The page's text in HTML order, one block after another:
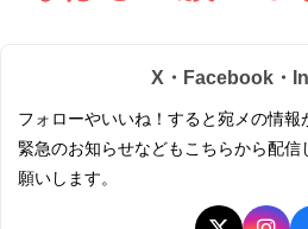
X・Facebook・
フォローやいいね！すると宛メの情報
緊急のお知らせなどもこちらから配信
願いします。